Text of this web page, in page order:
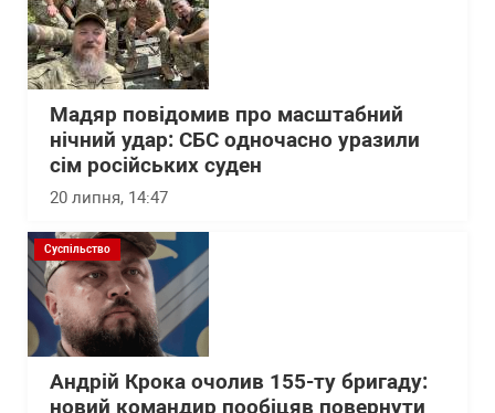
Мадяр повідомив про масштабний
нічний удар: СБС одночасно уразили
сім російських суден
20 липня, 14:47
Суспільство
Андрій Крока очолив 155-ту бригаду:
новий командир пообіцяв повернути